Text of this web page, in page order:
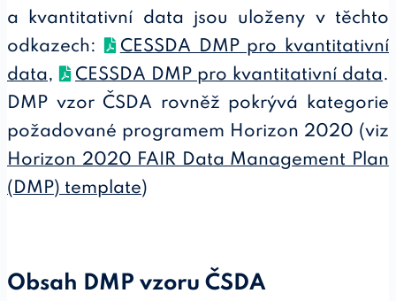
a kvantitativní data jsou uloženy v těchto
odkazech:
CESSDA DMP pro kvantitativní
data, CESSDA DMP pro kvantitativní data.
DMP vzor ČSDA rovněž pokrývá kategorie
požadované programem Horizon 2020 (viz
Horizon 2020 FAIR Data Management Plan
(DMP) template)
Obsah DMP vzoru ČSDA